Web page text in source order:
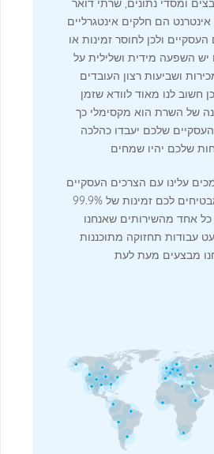
ומסדי נתונים, שרתי דואר
אינטרנט הם חלקים אינטגרליים
ולכן לחוסר זמינות או
השפעה מידית ושלילית על
ושביעות רצון העובדים
חשוב לנו מאוד לוודא שזמן
של השרת הוא מקסימלי כך
שלכם יעבדו כהלכה
עלינו עם הצרכים העסקיים
שלכם, אנחנו מבטיחים לכם זמינות של 99.9%
כל אחד מהשירותים שאנחנו
עבודות תחזוקה מתוכננות